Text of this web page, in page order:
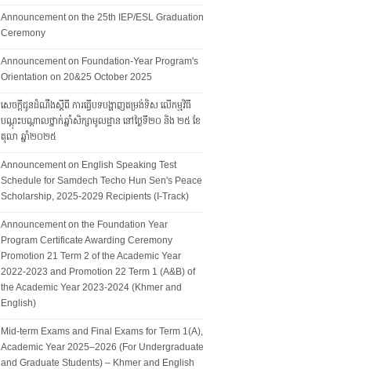
Announcement on the 25th IEP/ESL Graduation
Ceremony
Announcement on Foundation-Year Program's
Orientation on 20&25 October 2025
សេចក្ដីជូនដំណឹងស្ដីពី ការធ្វើបទបង្ហាញតម្រង់ទិស លើកម្មវិធី
បណ្ដុះបណ្ដាលថ្នាក់ឆ្នាំសិក្សាមូលដ្ឋាន នៅថ្ងៃទី២០ និង ២៥ ខែ
តុលា ឆ្នាំ២០២៥
Announcement on English Speaking Test
Schedule for Samdech Techo Hun Sen's Peace
Scholarship, 2025-2029 Recipients (I-Track)
Announcement on the Foundation Year
Program Certificate Awarding Ceremony
Promotion 21 Term 2 of the Academic Year
2022-2023 and Promotion 22 Term 1 (A&B) of
the Academic Year 2023-2024 (Khmer and
English)
Mid-term Exams and Final Exams for Term 1(A),
Academic Year 2025–2026 (For Undergraduate
and Graduate Students) – Khmer and English